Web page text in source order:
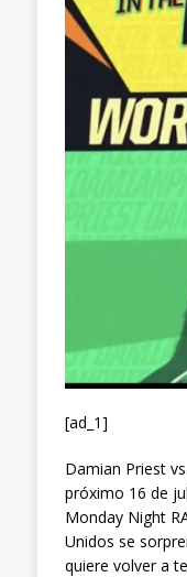
[ad_1]
Damian Priest
próximo 16 de
Monday Night
Unidos se
quiere volver a